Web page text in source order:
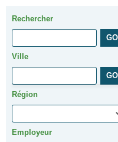
Rechercher
Ville
Région
Employeur